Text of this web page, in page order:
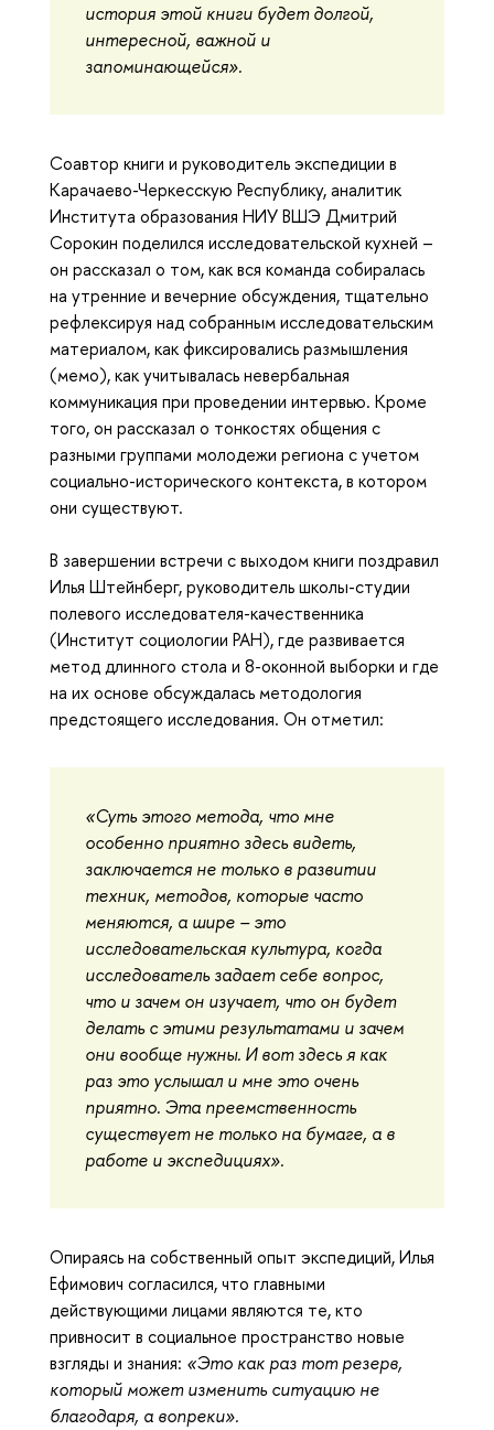
история этой книги будет долгой,
интересной, важной и
запоминающейся».
Соавтор книги и руководитель экспедиции в
Карачаево-Черкесскую Республику, аналитик
Института образования НИУ ВШЭ Дмитрий
Сорокин поделился исследовательской кухней –
он рассказал о том, как вся команда собиралась
на утренние и вечерние обсуждения, тщательно
рефлексируя над собранным исследовательским
материалом, как фиксировались размышления
(мемо), как учитывалась невербальная
коммуникация при проведении интервью. Кроме
того, он рассказал о тонкостях общения с
разными группами молодежи региона с учетом
социально-исторического контекста, в котором
они существуют.
В завершении встречи с выходом книги поздравил
Илья Штейнберг, руководитель школы-студии
полевого исследователя-качественника
(Институт социологии РАН), где развивается
метод длинного стола и 8-оконной выборки и где
на их основе обсуждалась методология
предстоящего исследования. Он отметил:
«Суть этого метода, что мне
особенно приятно здесь видеть,
заключается не только в развитии
техник, методов, которые часто
меняются, а шире – это
исследовательская культура, когда
исследователь задает себе вопрос,
что и зачем он изучает, что он будет
делать с этими результатами и зачем
они вообще нужны. И вот здесь я как
раз это услышал и мне это очень
приятно. Эта преемственность
существует не только на бумаге, а в
работе и экспедициях».
Опираясь на собственный опыт экспедиций, Илья
Ефимович согласился, что главными
действующими лицами являются те, кто
привносит в социальное пространство новые
взгляды и знания: «Это как раз тот резерв,
который может изменить ситуацию не
благодаря, а вопреки».